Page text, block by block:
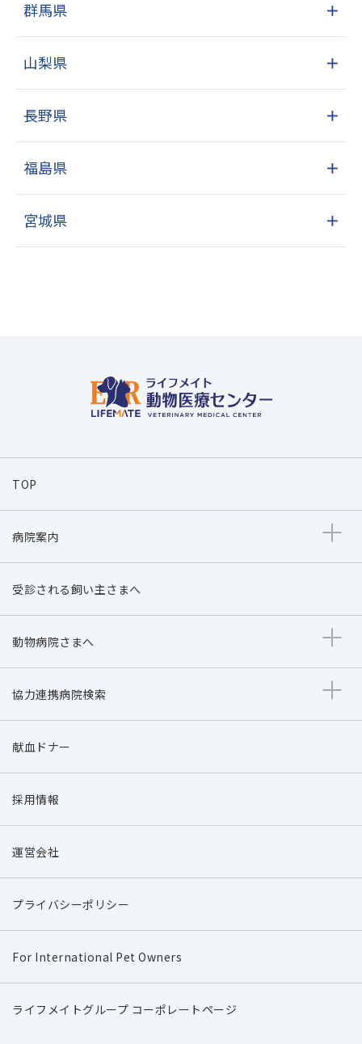
群馬県 ＋
山梨県 ＋
長野県 ＋
福島県 ＋
宮城県 ＋
TOP
病院案内
受診される飼い主さまへ
動物病院さまへ
協力連携病院検索
献血ドナー
採用情報
運営会社
プライバシーポリシー
For International Pet Owners
ライフメイトグループ コーポレートページ